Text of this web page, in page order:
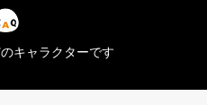
キャラクターです